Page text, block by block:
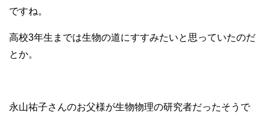
ですね。
高校3年生までは生物の道にすすみたいと思っていたのだ
とか。
永山祐子さんのお父様が生物物理の研究者だったそうで